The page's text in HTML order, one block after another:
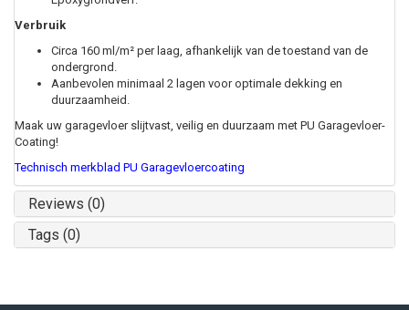
Verbruik
Circa 160 ml/m² per laag, afhankelijk van de toestand van de
ondergrond.
Aanbevolen minimaal 2 lagen voor optimale dekking en
duurzaamheid.
Maak uw garagevloer slijtvast, veilig en duurzaam met PU Garagevloer-
Coating!
Technisch merkblad PU Garagevloercoating
Reviews (0)
Tags (0)